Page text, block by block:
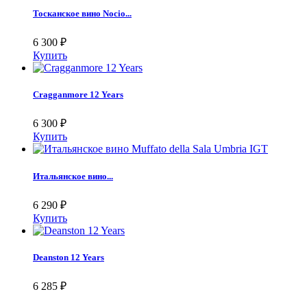
Тосканское вино Nocio...
6 300 ₽
Купить
Cragganmore 12 Years
6 300 ₽
Купить
Итальянское вино...
6 290 ₽
Купить
Deanston 12 Years
6 285 ₽